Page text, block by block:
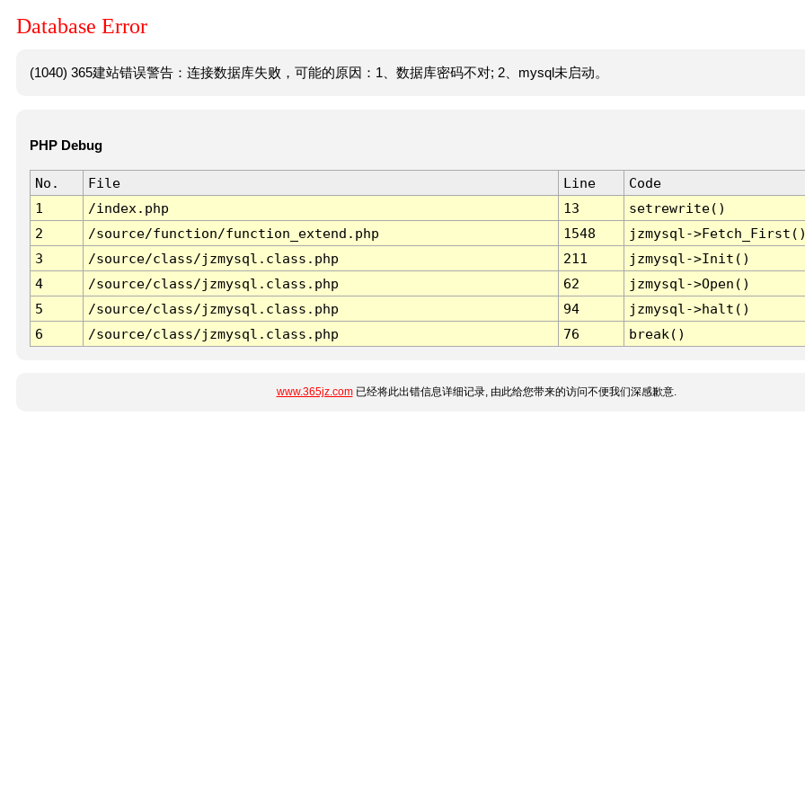
Database Error
(1040) 365建站错误警告：连接数据库失败，可能的原因：1、数据库密码不对; 2、mysql未启动。
PHP Debug
No. File Line
Code
1
/index.php 13
setrewrite()
2
/source/function/function_extend.php 1548
jzmysql-
3
/source/class/jzmysql.class.php 211
jzmysql->Init()
4
/source/class/jzmysql.class.php 62
jzmysql->Open()
5
/source/class/jzmysql.class.php 94
jzmysql->halt()
6
/source/class/jzmysql.class.php 76 break()
www.365jz.com已经将此出错信息详细记录, 由此给您带来的访问不便我们深感歉意.